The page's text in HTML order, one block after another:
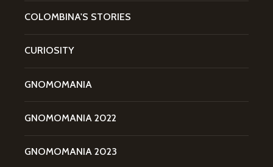
COLOMBINA'S STORIES
CURIOSITY
GNOMOMANIA
GNOMOMANIA 2022
GNOMOMANIA 2023